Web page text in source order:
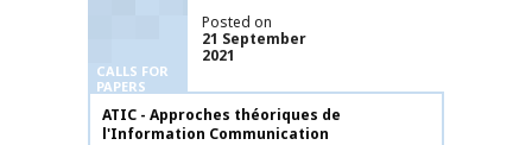
CALLS FOR
PAPERS
Posted on
21 September
2021
Publication name
ATIC - Approches théoriques de
l'Information Communication